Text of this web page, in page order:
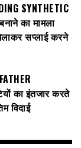
SYNTHETIC
का मामला
सप्लाई करने
का इंतजार करते
विदाई